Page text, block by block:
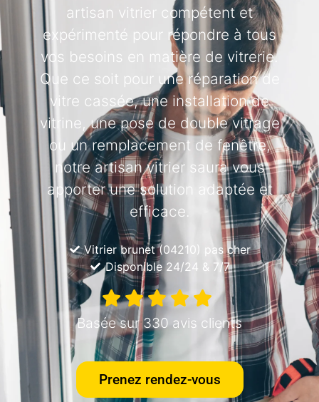
artisan vitrier compétent et
expérimenté pour répondre à tous
vos besoins en matière de vitrerie.
Que ce soit pour une réparation de
vitre cassée, une installation de
vitrine, une pose de double vitrage
ou un remplacement de fenêtre,
notre artisan vitrier saura vous
apporter une solution adaptée et
efficace.
Vitrier brunet (04210) pas cher
Disponible 24/24 & 7/7
Basée sur 330 avis clients
Prenez rendez-vous